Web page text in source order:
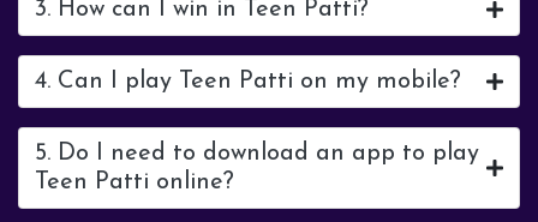
3. How can I win in Teen Patti?
4. Can I play Teen Patti on my mobile?
5. Do I need to download an app to play
Teen Patti online?